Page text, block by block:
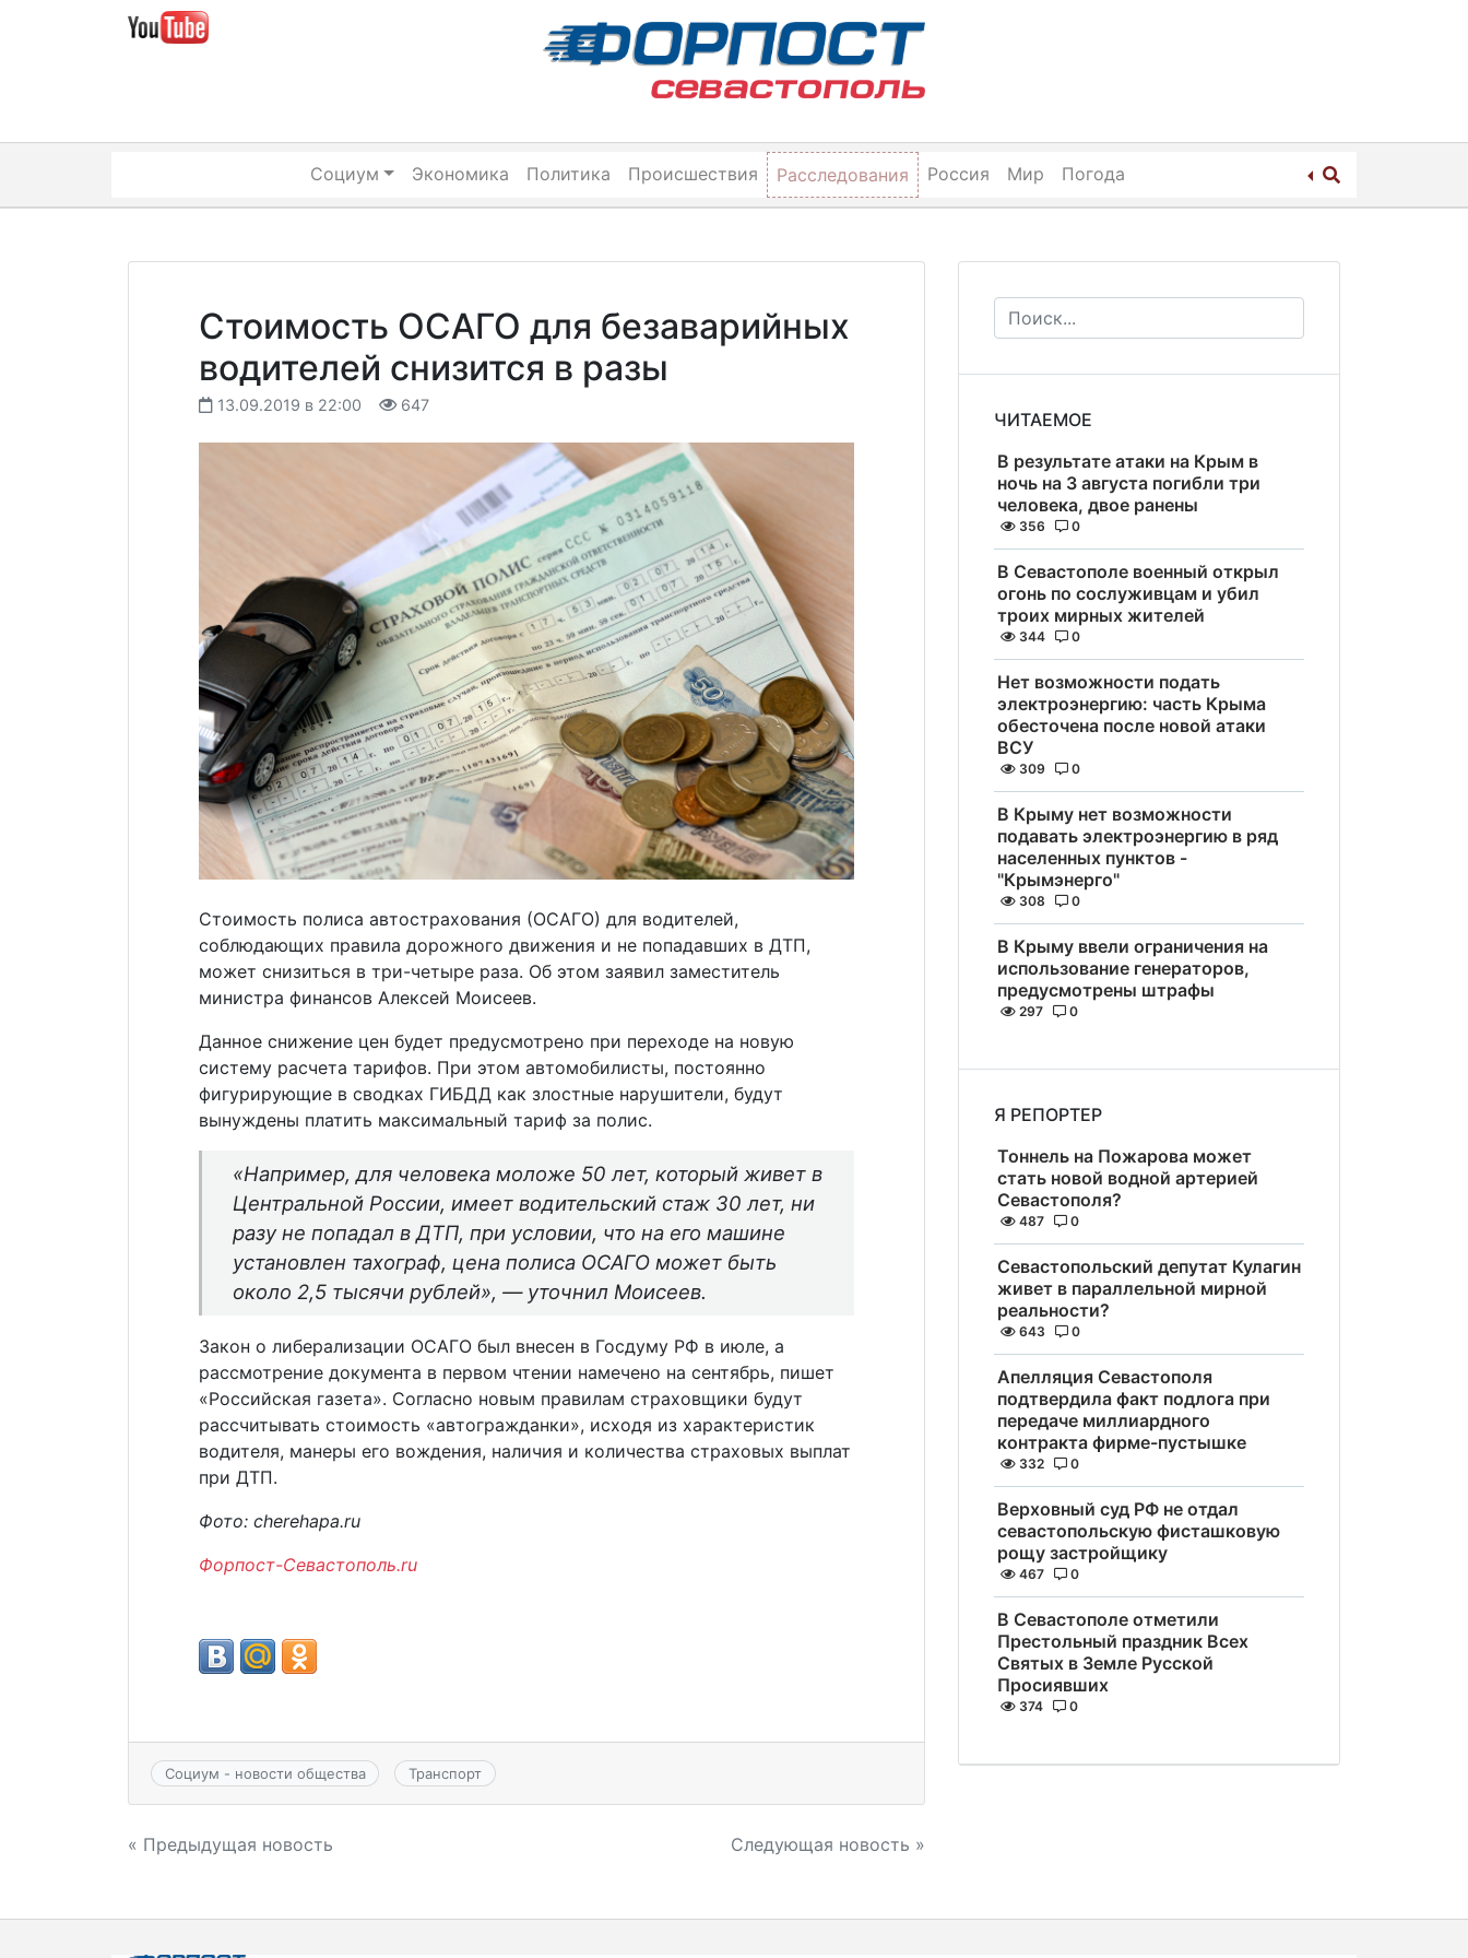
Социум Экономика Политика Происшествия Расследования Россия Мир Погода
Стоимость ОСАГО для безаварийных
водителей снизится в разы
13.09.2019 в 22:00 647
Стоимость полиса автострахования (ОСАГО) для водителей,
соблюдающих правила дорожного движения и не попадавших в ДТП,
может снизиться в три-четыре раза. Об этом заявил заместитель
министра финансов Алексей Моисеев.
Данное снижение цен будет предусмотрено при переходе на новую
систему расчета тарифов. При этом автомобилисты, постоянно
фигурирующие в сводках ГИБДД как злостные нарушители, будут
вынуждены платить максимальный тариф за полис.
«Например, для человека моложе 50 лет, который живет в
Центральной России, имеет водительский стаж 30 лет, ни
разу не попадал в ДТП, при условии, что на его машине
установлен тахограф, цена полиса ОСАГО может быть
около 2,5 тысячи рублей», — уточнил Моисеев.
Закон о либерализации ОСАГО был внесен в Госдуму РФ в июле, а
рассмотрение документа в первом чтении намечено на сентябрь, пишет
«Российская газета». Согласно новым правилам страховщики будут
рассчитывать стоимость «автогражданки», исходя из характеристик
водителя, манеры его вождения, наличия и количества страховых выплат
при ДТП.
Фото: cherehapa.ru
Форпост-Севастополь.ru
Социум - новости общества Транспорт
Навигация
записям
« Предыдущая новость Следующая новость »
ЧИТАЕМОЕ
В результате атаки на Крым в
ночь на 3 августа погибли три
человека, двое ранены
356 0
В Севастополе военный открыл
огонь по сослуживцам и убил
троих мирных жителей
344 0
Нет возможности подать
электроэнергию: часть Крыма
обесточена после новой атаки
ВСУ
309 0
В Крыму нет возможности
подавать электроэнергию в ряд
населенных пунктов -
"Крымэнерго"
308 0
В Крыму ввели ограничения на
использование генераторов,
предусмотрены штрафы
297 0
Я РЕПОРТЕР
Тоннель на Пожарова может
стать новой водной артерией
Севастополя?
487 0
Севастопольский депутат Кулагин
живет в параллельной мирной
реальности?
643 0
Апелляция Севастополя
подтвердила факт подлога при
передаче миллиардного
контракта фирме-пустышке
332 0
Верховный суд РФ не отдал
севастопольскую фисташковую
рощу застройщику
467 0
В Севастополе отметили
Престольный праздник Всех
Святых в Земле Русской
Просиявших
374 0